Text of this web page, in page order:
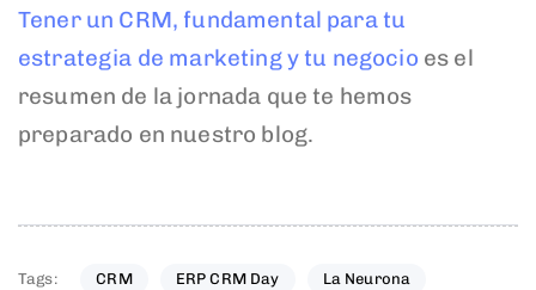
Tener un CRM, fundamental para tu
estrategia de marketing y tu negocio es el
resumen de la jornada que te hemos
preparado en nuestro blog.
Tags: CRM ERP CRM Day La Neurona